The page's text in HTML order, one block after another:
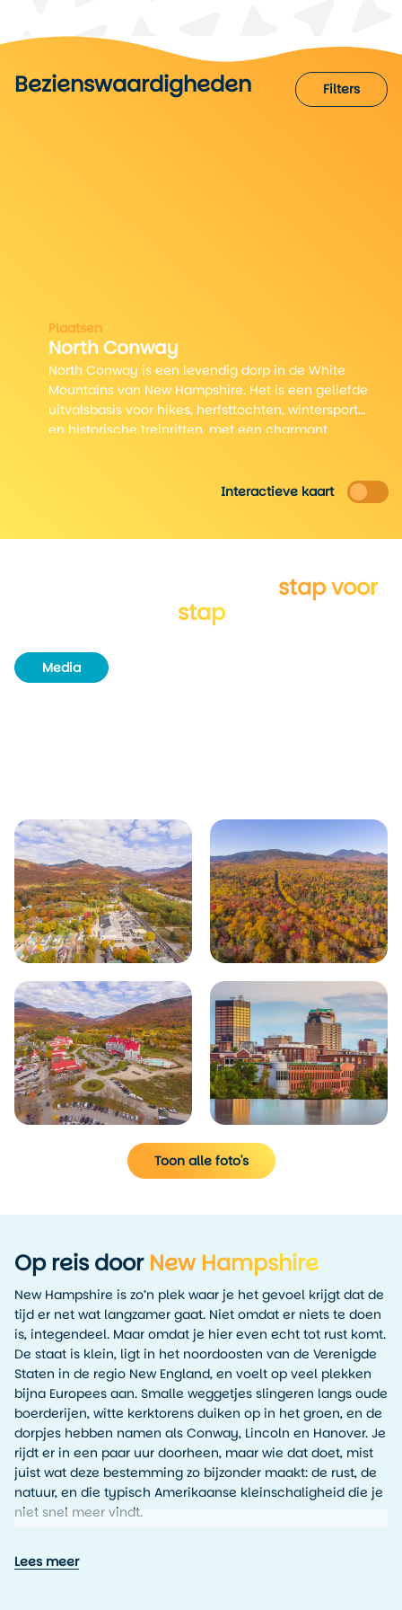
Interactieve kaart
Bezienswaardigheden Filters
Plaatsen
North Conway
North Conway is een levendig dorp in de White
Mountains van New Hampshire. Het is een geliefde
uitvalsbasis voor hikes, herfsttochten, wintersport
en historische treinritten, met een charmant
Wat te doen! Filters
stap voor
stap
Media
Toon alle foto's
Op reis doorNew Hampshire
New Hampshire is zo’n plek waar je het gevoel krijgt dat de
tijd er net wat langzamer gaat. Niet omdat er niets te doen
is, integendeel. Maar omdat je hier even echt tot rust komt.
De staat is klein, ligt in het noordoosten van de Verenigde
Staten in de regio New England, en voelt op veel plekken
bijna Europees aan. Smalle weggetjes slingeren langs oude
boerderijen, witte kerktorens duiken op in het groen, en de
dorpjes hebben namen als Conway, Lincoln en Hanover. Je
rijdt er in een paar uur doorheen, maar wie dat doet, mist
juist wat deze bestemming zo bijzonder maakt: de rust, de
natuur, en die typisch Amerikaanse kleinschaligheid die je
niet snel meer vindt.
in landschap. Van de grillige kustlijn in het zuidoosten tot
Lees meer